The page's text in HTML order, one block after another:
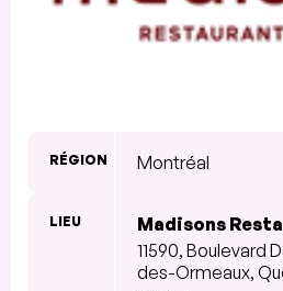
RÉGION Montréal
LIEU
Madisons
11590, Boulevard
des-Ormeaux,